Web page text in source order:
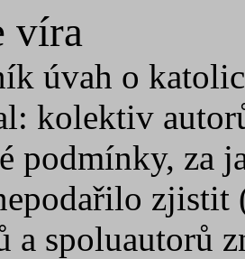
víra
úvah o
kolektiv
podmínky, za
zjistit
a spoluautorů